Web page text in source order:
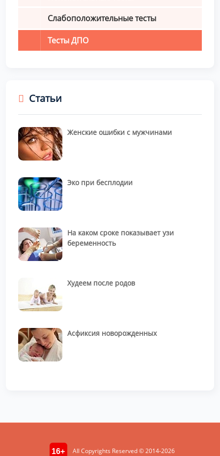
Слабоположительные тесты
Тесты ДПО
Статьи
Женские ошибки с мужчинами
Эко при бесплодии
На каком сроке показывает узи
беременность
Худеем после родов
Асфиксия новорожденных
16+ All Copyrights Reserved © 2014-2026